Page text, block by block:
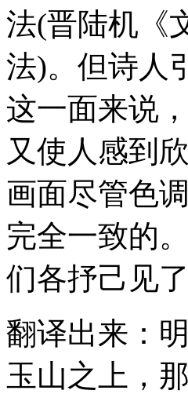
法(晋陆机《
法)。但诗人
这一面来说
又使人感到
画面尽管色
完全一致的
们各抒己见了
翻译出来：
玉山之上，